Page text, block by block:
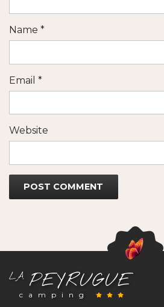
Name *
Email *
Website
LAPEYRUGUE
camping